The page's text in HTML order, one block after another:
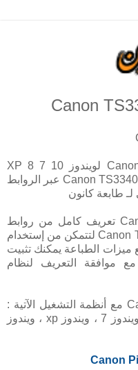
هذا تعريف طابعة كانون Canon TS3340 لويندوز 10 7 8 XP
وفيستا، ويسعك تحميل تعريف طابعة Canon TS3340 عبر الروابط
طابعة كانون
تحميل تعريفات طابعة Canon TS3340 تعريف كامل من روابط
تنزيل مباشرة لتعريف طابعة Canon TS3340 لتتمكن من إستخدام
ميزات الطباعة يمكنك تثبيت
موافقة التعريف لنظام
وتتوافق طابعة كانون Canon TS3340 مع أنظمة التشغيل الآتية :
ويندوز 10 ، ويندوز 8.1 ، ويندوز 8 ، ويندوز 7 ، ويندوز xp ، ويندوز